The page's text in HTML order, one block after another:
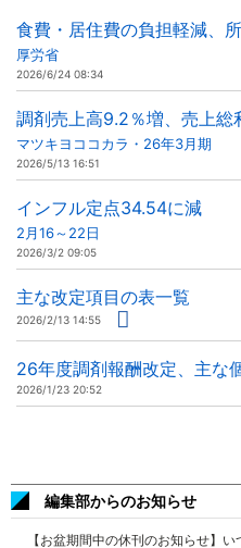
食費・居住費の負担軽減、
厚労省
2026/6/24 08:34
調剤売上高9.2％増、売上総
マツキヨココカラ・26年3月期
2026/5/13 16:51
インフル定点34.54に減
2月16～22日
2026/3/2 09:05
主な改定項目の表一覧
2026/2/13 14:55
26年度調剤報酬改定、主な
2026/1/23 20:52
編集部からのお知らせ
【お盆期間中の休刊のお知らせ】